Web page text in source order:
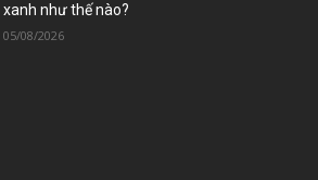
xanh như thế nào?
05/08/2026